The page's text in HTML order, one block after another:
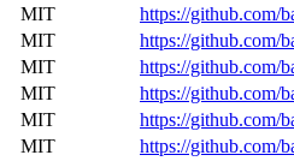
MIT
https://github.com/
MIT
https://github.com/
MIT
https://github.com/
MIT
https://github.com/
MIT
https://github.com/
MIT
https://github.com/